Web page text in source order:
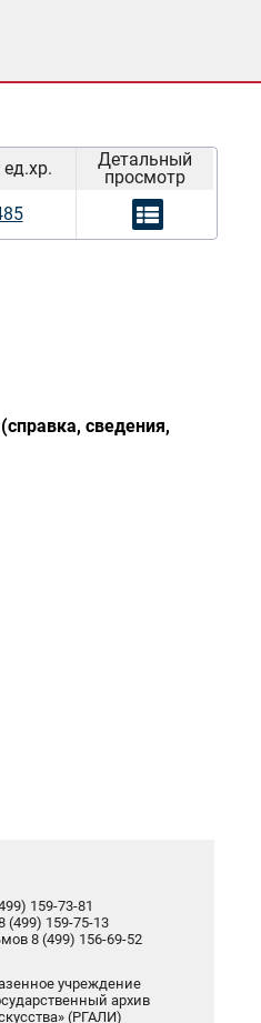
Детальный
просмотр
сведения,
159-73-81
(499) 159-75-13
8 (499) 156-69-52
учреждение
архив
(РГАЛИ)